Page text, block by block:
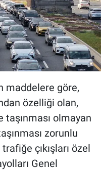
maddelere göre,
özelliği olan,
olmayan
zorunlu
çıkışları özel
Genel